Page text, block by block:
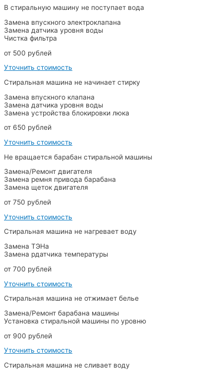
В стиральную машину не поступает вода
Замена впускного электроклапана
Замена датчика уровня воды
Чистка фильтра
от 500 рублей
Уточнить стоимость
Стиральная машина не начинает стирку
Замена впускного клапана
Замена датчика уровня воды
Замена устройства блокировки люка
от 650 рублей
Уточнить стоимость
Не вращается барабан стиральной машины
Замена/Ремонт двигателя
Замена ремня привода барабана
Замена щеток двигателя
от 750 рублей
Уточнить стоимость
Стиральная машина не нагревает воду
Замена ТЭНа
Замена рдатчика температуры
от 700 рублей
Уточнить стоимость
Стиральная машина не отжимает белье
Замена/Ремонт барабана машины
Установка стиральной машины по уровню
от 900 рублей
Уточнить стоимость
Стиральная машина не сливает воду